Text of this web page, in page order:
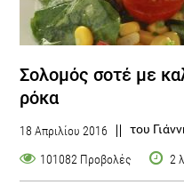
Σολομός σοτέ με
ρόκα
18 Απριλίου 2016 του
101082 Προβολές 2